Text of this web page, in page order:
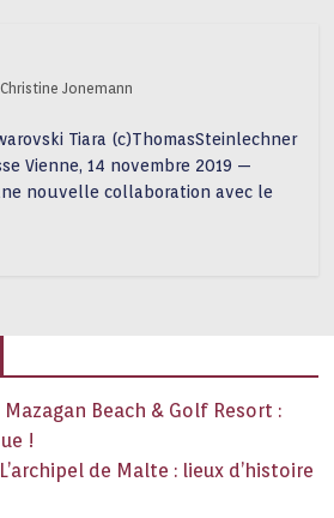
Christine Jonemann
Tiara (c)ThomasSteinlechner
Vienne, 14 novembre 2019 —
nouvelle collaboration avec le
Mazagan Beach & Golf Resort :
!
L’archipel de Malte : lieux d’histoire